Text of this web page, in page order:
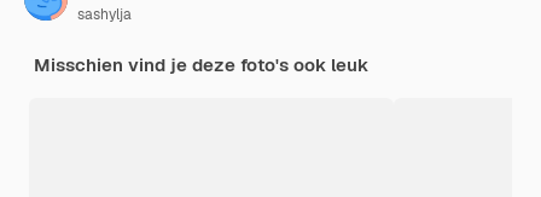
sashylja
Misschien vind je deze foto's ook leuk